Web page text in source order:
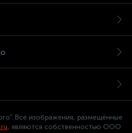
Все изображения, размещённые
, являются собственностью ООО